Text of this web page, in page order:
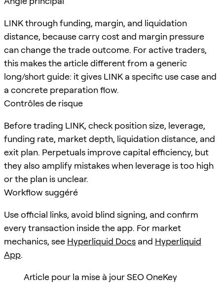
LINK through funding, margin, and liquidation
distance, because carry cost and margin pressure
can change the trade outcome. For active traders,
this makes the article different from a generic
long/short guide: it gives LINK a specific use case and
a concrete preparation flow.
Contrôles de risque
Before trading LINK, check position size, leverage,
funding rate, market depth, liquidation distance, and
exit plan. Perpetuals improve capital efficiency, but
they also amplify mistakes when leverage is too high
or the plan is unclear.
Workflow suggéré
Use official links, avoid blind signing, and confirm
every transaction inside the app. For market
mechanics, see Hyperliquid Docs and Hyperliquid
App.
Article pour la mise à jour SEO OneKey